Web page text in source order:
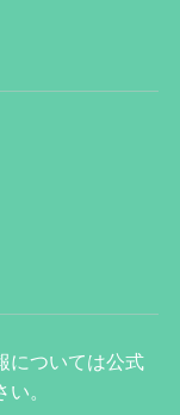
については公式
。